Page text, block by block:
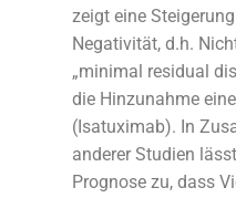
zeigt eine
Negativität, d.h.
„minimal residual
die Hinzunahme
(Isatuximab). In
anderer Studien
Prognose zu, dass